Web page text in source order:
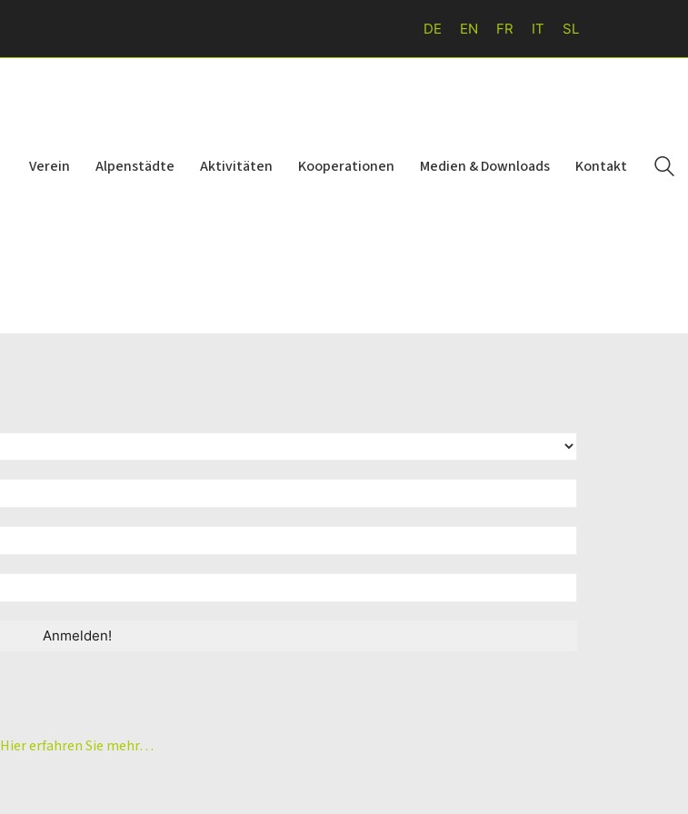
DE EN FR IT SL
Verein Alpenstädte Aktivitäten Kooperationen Medien & Downloads Kontakt
Hier erfahren Sie mehr…